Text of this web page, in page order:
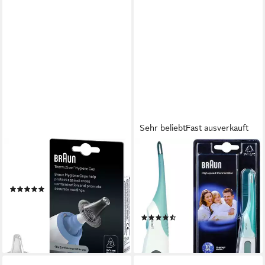
Ersatzschutzkappen
ThermoScan LF 40, 40 Stück
(225)
9,49 €
lieferbar - in 1-2 Werktagen bei dir
Sehr beliebtFast ausverkauft
BRAUN
Fieberthermometer Braun
Digital-Thermometer, PRT
1000, zuverlässig und extrem
schnell durch professionelle
Genauigkeit(157)
ab 9,99 €
lieferbar - in 1-2 Werktagen bei dir